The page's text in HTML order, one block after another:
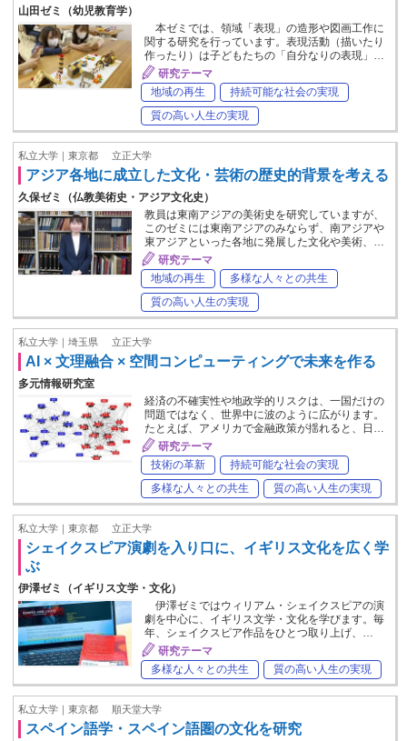
山田ゼミ（幼児教育学）
本ゼミでは、領域「表現」の造形や図画工作に
関する研究を行っています。表現活動（描いたり
作ったり）は子どもたちの「自分なりの表現」…
研究テーマ
地域の再生
持続可能な社会の実現
質の高い人生の実現
私立大学｜東京都 立正大学
アジア各地に成立した文化・芸術の歴史的背景を考える
久保ゼミ（仏教美術史・アジア文化史）
教員は東南アジアの美術史を研究していますが、
このゼミには東南アジアのみならず、南アジアや
東アジアといった各地に発展した文化や美術、…
研究テーマ
地域の再生
多様な人々との共生
質の高い人生の実現
私立大学｜埼玉県 立正大学
AI × 文理融合 × 空間コンピューティングで未来を作る
多元情報研究室
経済の不確実性や地政学的リスクは、一国だけの
問題ではなく、世界中に波のように広がります。
たとえば、アメリカで金融政策が揺れると、日…
研究テーマ
技術の革新
持続可能な社会の実現
多様な人々との共生
質の高い人生の実現
私立大学｜東京都 立正大学
シェイクスピア演劇を入り口に、イギリス文化を広く学
ぶ
伊澤ゼミ（イギリス文学・文化）
伊澤ゼミではウィリアム・シェイクスピアの演
劇を中心に、イギリス文学・文化を学びます。毎
年、シェイクスピア作品をひとつ取り上げ、…
研究テーマ
多様な人々との共生
質の高い人生の実現
私立大学｜東京都 順天堂大学
スペイン語学・スペイン語圏の文化を研究